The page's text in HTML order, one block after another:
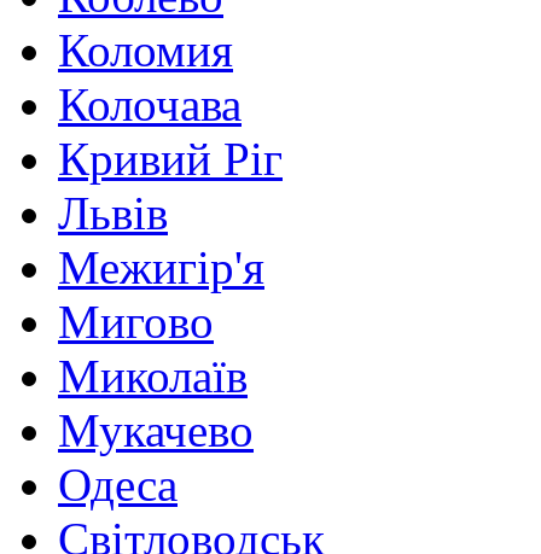
Коломия
Колочава
Кривий Ріг
Львів
Межигір'я
Мигово
Миколаїв
Мукачево
Одеса
Світловодськ